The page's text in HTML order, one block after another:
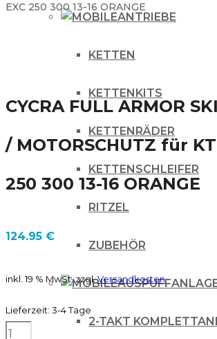
ANTRIEBE
KETTEN
KETTENKITS
KETTENRÄDER
KETTENSCHLEIFER
RITZEL
ZUBEHÖR
2-TAKT
EXC 250 300 13-16 ORANGE
CYCRA FULL ARMOR
/ MOTORSCHUTZ für
250 300 13-16 ORANGE
124.95 €
inkl. 19 % MwSt. zzgl.Versandkosten
Lieferzeit: 3-4 Tage
CYCRA